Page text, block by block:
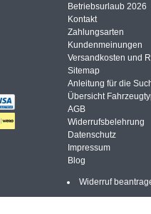
Betriebsurlaub 2026
Kontakt
Zahlungsarten
Kundenmeinungen
Versandkosten und
Sitemap
Anleitung für die
Übersicht
AGB
Widerrufsbelehrung
Datenschutz
Impressum
Blog
Widerruf